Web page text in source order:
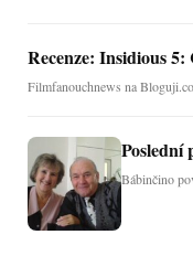
Recenze: Insidious 5:
Filmfanouchnews na
Poslední
Bábinčino